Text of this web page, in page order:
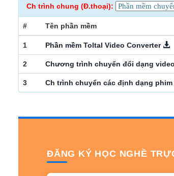
Ch trình chung (Đ.thoại):
# Tên phần mềm
1 Phần mềm Toltal Video Converter
2 Chương trình chuyển đổi dạng
3 Ch trình chuyển các định dạng
ĐĂNG KÝ HỌC NGHỀ